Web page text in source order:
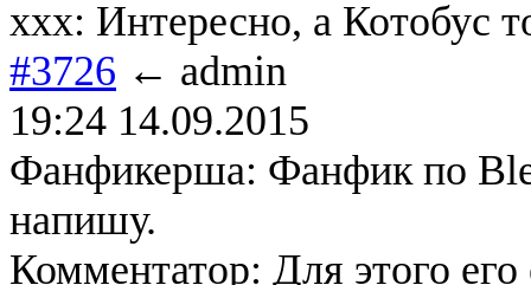
xxx: Интересно, а Котобус
#3726 ← admin
19:24 14.09.2015
Фанфикерша: Фанфик по
напишу.
Комментатор: Для этого